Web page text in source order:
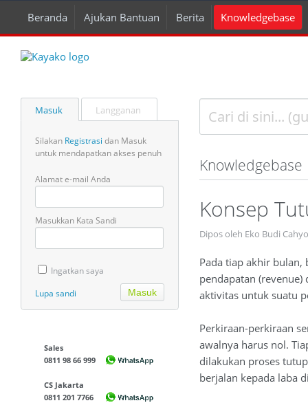
Beranda Ajukan Bantuan Berita Knowledgebase
Masuk Langganan
Silakan Registrasi dan Masuk
untuk mendapatkan akses penuh
Alamat e-mail Anda
Masukkan Kata Sandi
Ingatkan saya
Lupa sandi
Sales
0811 98 66 999
CS Jakarta
0811 201 7766
Knowledgebase
Konsep
Dipos oleh Eko Budi
Pada tiap akhir bulan,
pendapatan
aktivitas untuk suatu
Perkiraan-perkiraan
awalnya harus nol.
dilakukan proses
berjalan kepada laba